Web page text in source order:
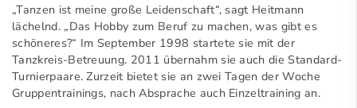
„Tanzen ist meine große Leidenschaft“, sagt Heitmann
lächelnd. „Das Hobby zum Beruf zu machen, was gibt es
schöneres?“ Im September 1998 startete sie mit der
Tanzkreis-Betreuung. 2011 übernahm sie auch die Standard-
Turnierpaare. Zurzeit bietet sie an zwei Tagen der Woche
Gruppentrainings, nach Absprache auch Einzeltraining an.